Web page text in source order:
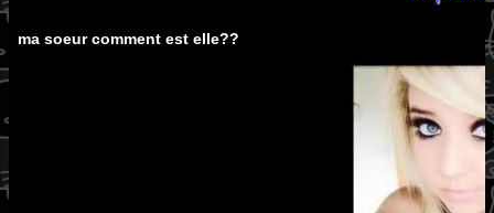
ma soeur comment est elle??